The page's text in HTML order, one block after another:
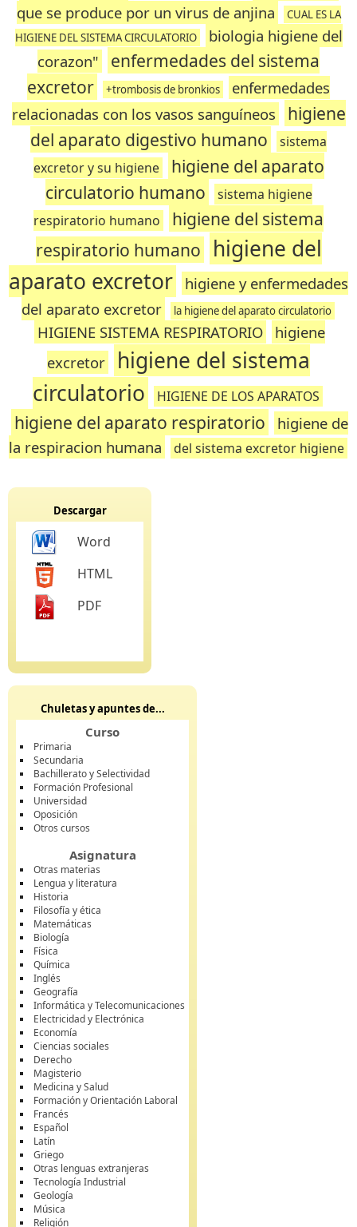
que se produce por un virus de anjina
CUAL ES LA
HIGIENE DEL SISTEMA CIRCULATORIO
biologia higiene del
corazon"
enfermedades del sistema
excretor
+trombosis de bronkios
enfermedades
relacionadas con los vasos sanguíneos
higiene
del aparato digestivo humano
sistema
excretor y su higiene
higiene del aparato
circulatorio humano
sistema higiene
respiratorio humano
higiene del sistema
respiratorio humano
higiene del
aparato excretor
higiene y enfermedades
del aparato excretor
la higiene del aparato circulatorio
HIGIENE SISTEMA RESPIRATORIO
higiene
excretor
higiene del sistema
circulatorio
HIGIENE DE LOS APARATOS
higiene del aparato respiratorio
higiene de
la respiracion humana
del sistema excretor higiene
Descargar
Word
HTML
PDF
Chuletas y apuntes de...
Curso
Primaria
Secundaria
Bachillerato y Selectividad
Formación Profesional
Universidad
Oposición
Otros cursos
Asignatura
Otras materias
Lengua y literatura
Historia
Filosofía y ética
Matemáticas
Biología
Física
Química
Inglés
Geografía
Informática y Telecomunicaciones
Electricidad y Electrónica
Economía
Ciencias sociales
Derecho
Magisterio
Medicina y Salud
Formación y Orientación Laboral
Francés
Español
Latín
Griego
Otras lenguas extranjeras
Tecnología Industrial
Geología
Música
Religión